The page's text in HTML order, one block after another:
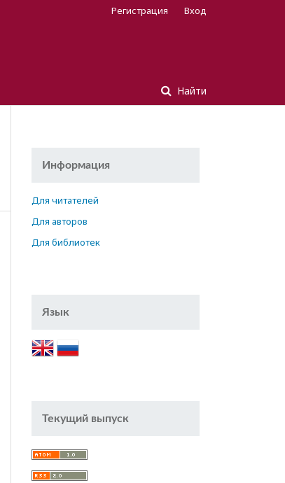
Найти
Регистрация Вход
Информация
Для читателей
Для авторов
Для библиотек
Язык
Текущий выпуск